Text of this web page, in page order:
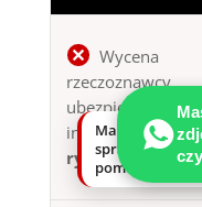
Wycena
rzeczoznawcy
ubezpieczyciela
interes płatnika,
ryzyko zaniżenia
Masz szkodę
sprawdzimy
pomóc.